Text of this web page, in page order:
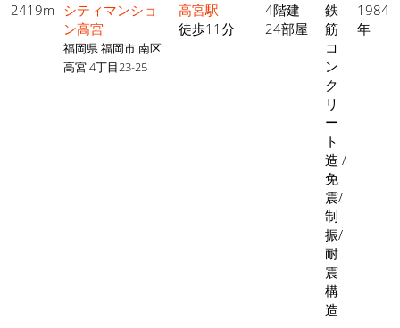
2419m シティマンショ
ン高宮
福岡県 福岡市 南区
高宮 4丁目23-25
高宮駅
徒歩11分
4階建
24部屋
鉄
筋
コ
ン
ク
リ
ー
ト
造 /
免
震/
制
振/
耐
震
構
造
1984
年